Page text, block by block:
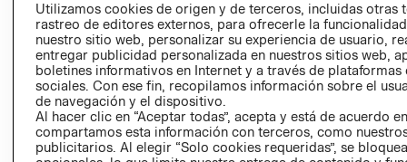
COOKIES
LIBRO DE
Utilizamos cookies de origen y de terceros, incluidas otras
rastreo de editores externos, para ofrecerle la
nuestro sitio web, personalizar su experiencia de usuario,
entregar publicidad personalizada en nuestros sitios web,
boletines informativos en Internet y a través de plataformas
sociales. Con ese fin, recopilamos información sobre el
de navegación y el dispositivo.
Al hacer clic en “Aceptar todas”, acepta y está de acuerdo
compartamos esta información con terceros, como
publicitarios. Al elegir “Solo cookies requeridas”, se